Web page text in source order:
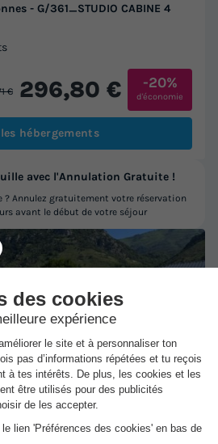
- G/361_STUDIO CABINE 4
€ 296,80 € -20%
d'économie
hébergements
★★
sur la carte
avec l'Annulation Gratuite !
? Annulez gratuitement votre réservation
avant le début de votre séjour